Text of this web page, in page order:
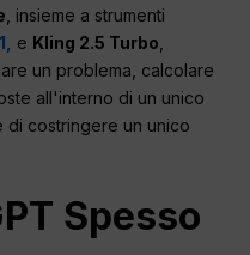
, insieme a strumenti
e Kling 2.5 Turbo,
un problema, calcolare
all'interno di un unico
di costringere un unico
Spesso